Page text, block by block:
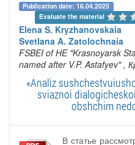
Publication date: 16.04.2025
Evaluate the material
Elena S. Kryzhanovskaia
Svetlana A. Zatolochnaia
FSBEI of HE "Krasnoyarsk
named after V.P. Astafyev" ,
«Analiz
sviaznoi
obshchim
В статье